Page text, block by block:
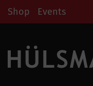
Shop Events